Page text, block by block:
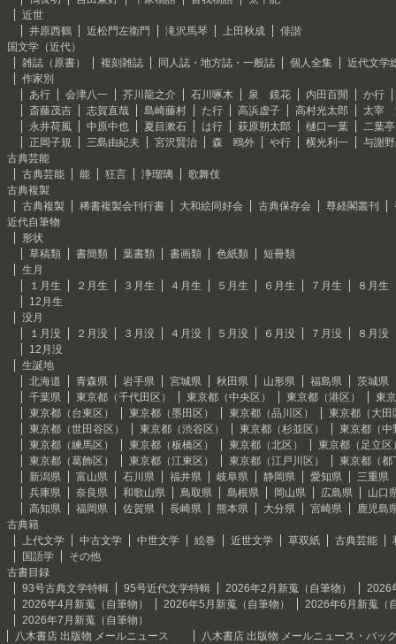
近世
井原西鶴
近松門左衛門 滝沢馬琴 上田秋成
俳諧
国文学（近代）
雑誌（原書）
複刻雑誌 同人誌・地方誌・一般誌 個人全集
近代文学
作家別
あ行
会津八一 芥川龍之介 石川啄木 泉 鏡花 内田百閒
か行
斎藤茂吉
志賀直哉 島崎藤村 た行 高浜虚子 高村光太郎
太宰
永井荷風
中原中也 夏目漱石 は行 萩原朔太郎 樋口一葉
二葉
正岡子規
三島由紀夫 宮沢賢治 森 鴎外 や行 横光利一
与謝
古典芸能
古典芸能
能 狂言 浄瑠璃
歌舞伎
古典複製
古典複製
稀書複製会刊行書 大和絵同好会 古典保存会 尊経閣叢刊
近代自筆物
形状
草稿類
書簡類 葉書類 書画類 色紙類
短冊類
生月
１月生
２月生 ３月生 ４月生 ５月生 ６月生 ７月生
８月生
12月生
没月
１月没
２月没 ３月没 ４月没 ５月没 ６月没 ７月没
８月没
12月没
生誕地
北海道
青森県 岩手県 宮城県 秋田県 山形県 福島県
茨城県
千葉県
東京都（千代田区） 東京都（中央区） 東京都（港区）
東
東京都（台東区）
東京都（墨田区） 東京都（品川区）
東京都（大田
東京都（世田谷区）
東京都（渋谷区） 東京都（杉並区）
東京都（中
東京都（練馬区）
東京都（板橋区） 東京都（北区）
東京都（足立区
東京都（葛飾区）
東京都（江東区） 東京都（江戸川区）
東京都（都
新潟県
富山県 石川県 福井県 岐阜県 静岡県 愛知県
三重県
兵庫県
奈良県 和歌山県 鳥取県 島根県 岡山県 広島県
山口
高知県
福岡県 佐賀県 長崎県 熊本県 大分県 宮崎県
鹿児島
古典籍
上代文学
中古文学 中世文学 絵巻 近世文学 草双紙 古典芸能
国語学
その他
古書目録
93号古典文学特輯
95号近代文学特輯 2026年2月新蒐（自筆物）
2026
2026年4月新蒐（自筆物）
2026年5月新蒐（自筆物）
2026年6月新蒐（
2026年7月新蒐（自筆物）
八木書店 出版物 メールニュース
八木書店 出版物 メールニュース・バッ